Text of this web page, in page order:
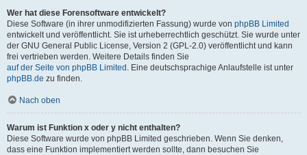
Wer hat diese Forensoftware entwickelt?
Diese Software (in ihrer unmodifizierten Fassung) wurde von phpBB Limited
entwickelt und veröffentlicht. Sie ist urheberrechtlich geschützt. Sie wurde unter
der GNU General Public License, Version 2 (GPL-2.0) veröffentlicht und kann
frei vertrieben werden. Weitere Details finden Sie
auf der Seite von phpBB Limited . Eine deutschsprachige Anlaufstelle ist unter
phpBB.de zu finden.
Nach oben
Warum ist Funktion x oder y nicht enthalten?
Diese Software wurde von phpBB Limited geschrieben. Wenn Sie denken,
dass eine Funktion implementiert werden sollte, dann besuchen Sie